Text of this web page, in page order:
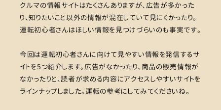
クルマの情報サイトはたくさんありますが、広告が多かった
り、知りたいこと以外の情報が混在していて見にくかったり。
運転初心者さんはほしい情報を見つけづらいのも事実です。
今回は運転初心者さんに向けて見やすい情報を発信するサ
イトを5つ紹介します。広告がなかったり、商品の販売情報が
なかったりと、読者が求める内容にアクセスしやすいサイトを
ラインナップしました。運転の参考にしてみてくださいね。